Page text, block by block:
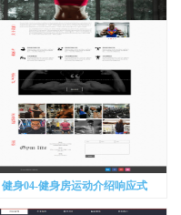
健身04-健身房运动介绍响应式